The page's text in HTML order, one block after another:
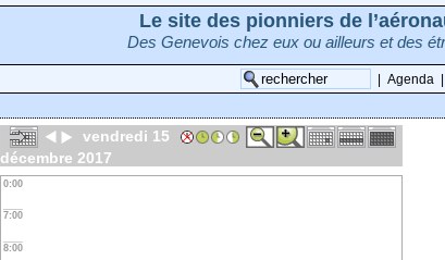
Le site des pionniers de
Des Genevois chez eux ou ailleurs et des
Agenda
vendredi 15
décembre 2017
0:00
7:00
8:00